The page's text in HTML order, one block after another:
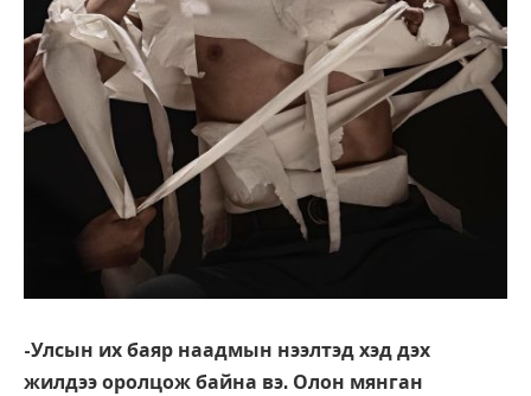
-Улсын их баяр наадмын нээлтэд хэд дэх
жилдээ оролцож байна вэ. Олон мянган